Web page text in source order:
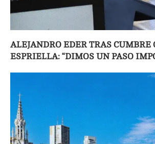
ALEJANDRO EDER TRAS CUMBRE
ESPRIELLA: “DIMOS UN PASO